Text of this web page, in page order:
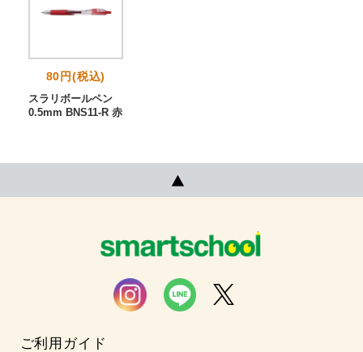
80円(税込)
スラリボールペン
0.5mm BNS11-R 赤
ご利用ガイド